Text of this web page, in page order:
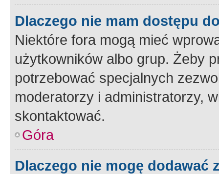
Dlaczego nie mam dostępu
Niektóre fora mogą mieć
użytkowników albo grup. Żeby
potrzebować specjalnych
moderatorzy i administratorzy,
skontaktować.
Góra
Dlaczego nie mogę dodawać